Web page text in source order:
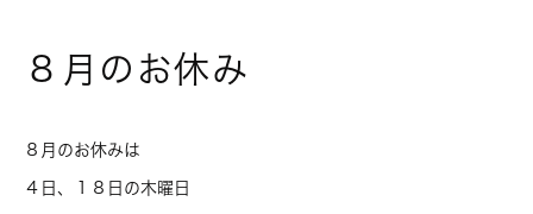
８月のお休み
８月のお休みは
４日、１８日の木曜日